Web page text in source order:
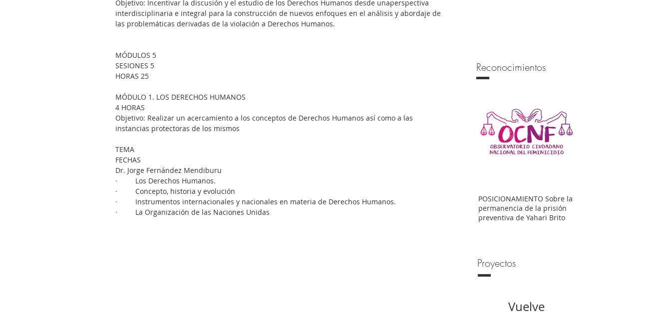
Objetivo: Incentivar la discusión y el estudio de los Derechos Humanos desde unaperspectiva
interdisciplinaria e integral para la construcción de nuevos enfoques en el análisis y abordaje de
las problemáticas derivadas de la violación a Derechos Humanos.
MÓDULOS 5
SESIONES 5
HORAS 25
MÓDULO 1. LOS DERECHOS HUMANOS
4 HORAS
Objetivo: Realizar un acercamiento a los conceptos de Derechos Humanos así como a las
instancias protectoras de los mismos
TEMA
FECHAS
Dr. Jorge Fernández Mendiburu
·         Los Derechos Humanos.
·         Concepto, historia y evolución
·         Instrumentos internacionales y nacionales en materia de Derechos Humanos.
·         La Organización de las Naciones Unidas
Reconocimientos
POSICIONAMIENTO Sobre la
permanencia de la prisión
preventiva de Yahari Brito
Proyectos
Vuelve